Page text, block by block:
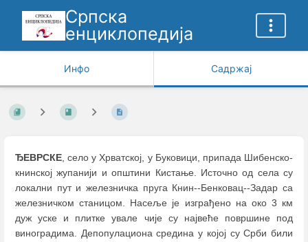
Српска
енциклопедија
Инфо Садржај
ЂЕВРСКЕ, село у Хрватској, у Буковици, припада Шибенско-
книнској жупанији и општини Кистање. Источно од села су
локални пут и железничка пруга Книн--Бенковац--Задар са
железничком станицом. Насеље је изграђено на око 3 км
дуж уске и плитке увале чије су највеће површине под
виноградима. Депопулациона средина у којој су Срби били